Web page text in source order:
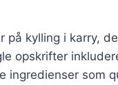
på kylling i karry,
opskrifter
ingredienser som